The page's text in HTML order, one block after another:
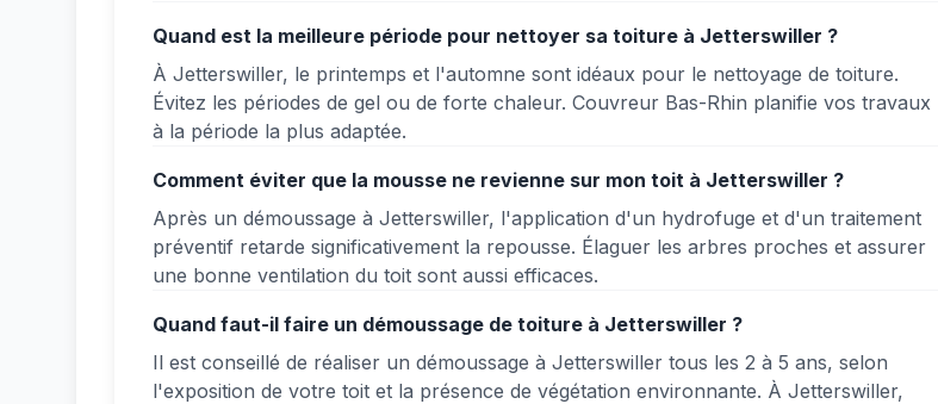
Quand est la meilleure période pour nettoyer sa toiture à Jetterswiller ?
À Jetterswiller, le printemps et l'automne sont idéaux pour le nettoyage de toiture.
Évitez les périodes de gel ou de forte chaleur. Couvreur Bas-Rhin planifie vos travaux
à la période la plus adaptée.
Comment éviter que la mousse ne revienne sur mon toit à Jetterswiller ?
Après un démoussage à Jetterswiller, l'application d'un hydrofuge et d'un traitement
préventif retarde significativement la repousse. Élaguer les arbres proches et assurer
une bonne ventilation du toit sont aussi efficaces.
Quand faut-il faire un démoussage de toiture à Jetterswiller ?
Il est conseillé de réaliser un démoussage à Jetterswiller tous les 2 à 5 ans, selon
l'exposition de votre toit et la présence de végétation environnante. À Jetterswiller,